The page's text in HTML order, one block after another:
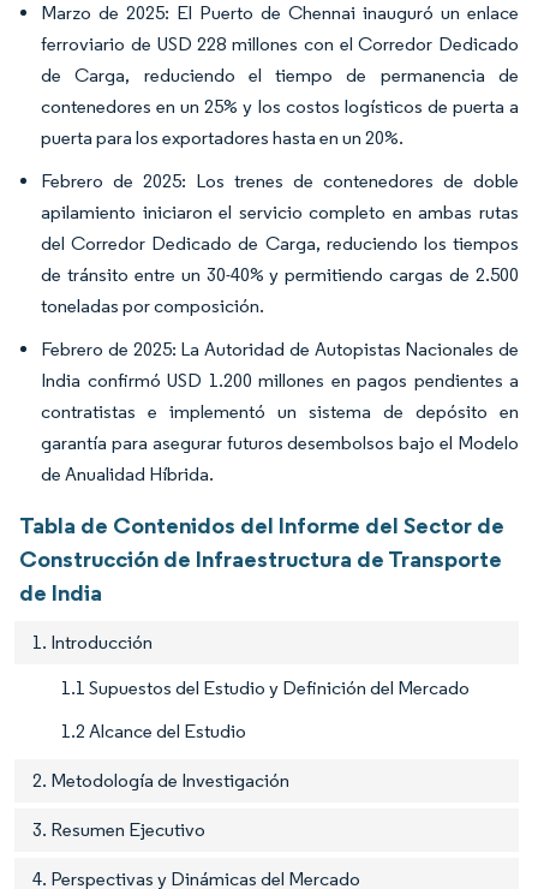
Marzo de 2025: El Puerto de Chennai inauguró un enlace
ferroviario de USD 228 millones con el Corredor Dedicado
de Carga, reduciendo el tiempo de permanencia de
contenedores en un 25% y los costos logísticos de puerta a
puerta para los exportadores hasta en un 20%.
Febrero de 2025: Los trenes de contenedores de doble
apilamiento iniciaron el servicio completo en ambas rutas
del Corredor Dedicado de Carga, reduciendo los tiempos
de tránsito entre un 30-40% y permitiendo cargas de 2.500
toneladas por composición.
Febrero de 2025: La Autoridad de Autopistas Nacionales de
India confirmó USD 1.200 millones en pagos pendientes a
contratistas e implementó un sistema de depósito en
garantía para asegurar futuros desembolsos bajo el Modelo
de Anualidad Híbrida.
Tabla de Contenidos del Informe del Sector de
Construcción de Infraestructura de Transporte
de India
1. Introducción
1.1 Supuestos del Estudio y Definición del Mercado
1.2 Alcance del Estudio
2. Metodología de Investigación
3. Resumen Ejecutivo
4. Perspectivas y Dinámicas del Mercado